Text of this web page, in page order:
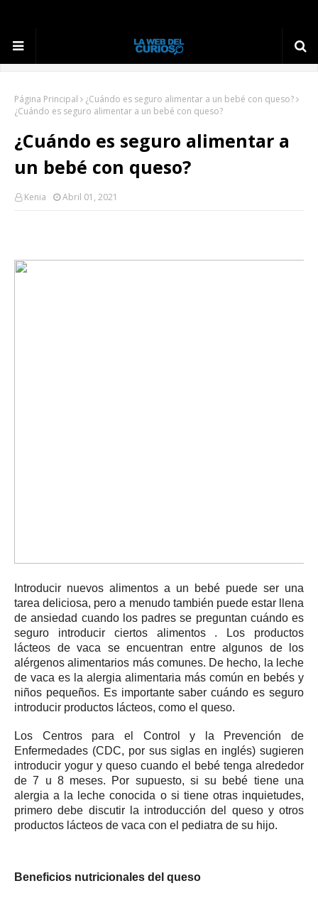
Página Principal
¿Cuándo es seguro alimentar a un bebé con queso?
¿Cuándo es seguro alimentar a un bebé con queso?
¿Cuándo es seguro alimentar a
un bebé con queso?
Kenia Abril 01, 2021
Introducir nuevos alimentos a un bebé puede ser una
tarea deliciosa, pero a menudo también puede estar llena
de ansiedad cuando los padres se preguntan cuándo es
seguro introducir ciertos alimentos.
Los productos
lácteos de vaca se encuentran entre algunos de los
alérgenos alimentarios más comunes. De hecho, la leche
de vaca es la alergia alimentaria más común en bebés y
niños pequeños. Es importantesaber cuándo es seguro
introducir productos lácteos, como el queso.
Los Centros para el Control y la Prevención de
Enfermedades (CDC, por sus siglas en inglés) sugieren
introducir yogur y queso cuando el bebé tenga alrededor
de 7 u 8 meses. Por supuesto, si su bebé tiene una
alergia a la leche conocida o si tiene otras inquietudes,
primero debe discutir la introducción del queso y otros
productos lácteos de vaca con el pediatra de su hijo.
Beneficios nutricionales del queso